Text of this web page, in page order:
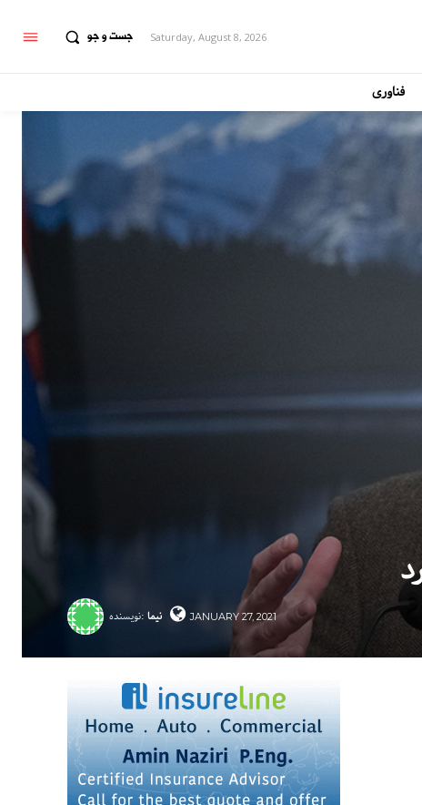
جست و جو Saturday, August 8, 2026
فناوری
نویسنده: نیما JANUARY 27, 2021